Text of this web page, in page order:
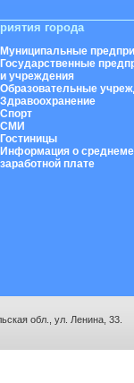
города
Муниципальные
Государственные
и учреждения
Образовательные
Здравоохранение
Спорт
СМИ
Гостиницы
Информация о
заработной плате
обл., ул. Ленина, 33.